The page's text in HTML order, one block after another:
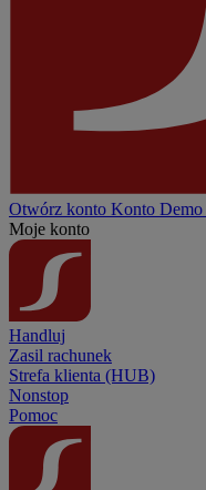
Otwórz konto Konto Demo
Moje konto
Handluj
Zasil rachunek
Strefa klienta (HUB)
Nonstop
Pomoc